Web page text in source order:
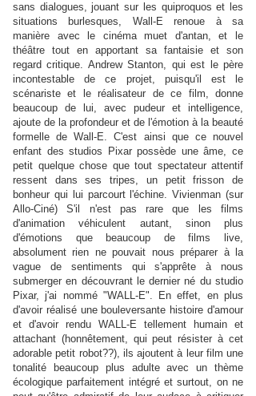
sans dialogues, jouant sur les quiproquos et les
situations burlesques, Wall-E renoue à sa
manière avec le cinéma muet d'antan, et le
théâtre tout en apportant sa fantaisie et son
regard critique. Andrew Stanton, qui est le père
incontestable de ce projet, puisqu'il est le
scénariste et le réalisateur de ce film, donne
beaucoup de lui, avec pudeur et intelligence,
ajoute de la profondeur et de l'émotion à la beauté
formelle de Wall-E. C'est ainsi que ce nouvel
enfant des studios Pixar possède une âme, ce
petit quelque chose que tout spectateur attentif
ressent dans ses tripes, un petit frisson de
bonheur qui lui parcourt l'échine. Vivienman (sur
Allo-Ciné) S'il n'est pas rare que les films
d'animation véhiculent autant, sinon plus
d'émotions que beaucoup de films live,
absolument rien ne pouvait nous préparer à la
vague de sentiments qui s'apprête à nous
submerger en découvrant le dernier né du studio
Pixar, j'ai nommé "WALL-E". En effet, en plus
d'avoir réalisé une bouleversante histoire d'amour
et d'avoir rendu WALL-E tellement humain et
attachant (honnêtement, qui peut résister à cet
adorable petit robot??), ils ajoutent à leur film une
tonalité beaucoup plus adulte avec un thème
écologique parfaitement intégré et surtout, on ne